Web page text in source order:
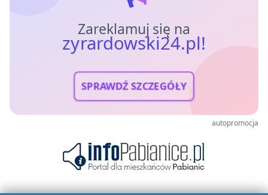
Zareklamuj się na
zyrardowski24.pl!
SPRAWDŹ SZCZEGÓŁY
autopromocja